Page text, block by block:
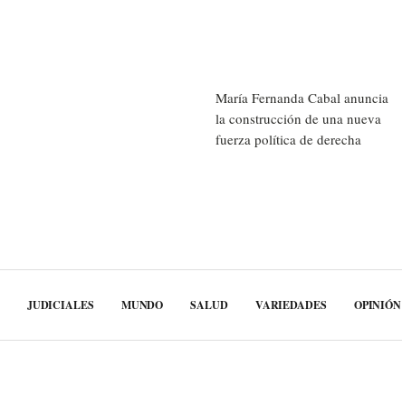
María Fernanda Cabal anuncia
la construcción de una nueva
fuerza política de derecha
JUDICIALES MUNDO SALUD VARIEDADES OPINIÓN